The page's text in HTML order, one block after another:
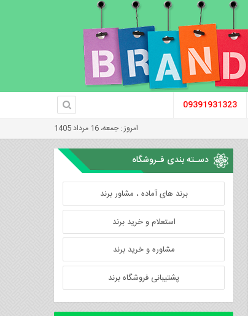
09391931323
امروز : جمعه، 16 مرداد 1405
دسـته بندی فـروشگاه
برند های آماده ، مشاور برند
استعلام و خرید برند
مشاوره و خرید برند
پشتیبانی فروشگاه برند